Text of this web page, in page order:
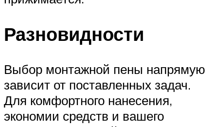
Разновидности
Выбор монтажной пены напрямую
зависит от поставленных задач.
Для комфортного нанесения,
экономии средств и вашего